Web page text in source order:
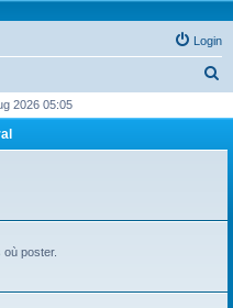
Login
r
2026 05:05
poster.